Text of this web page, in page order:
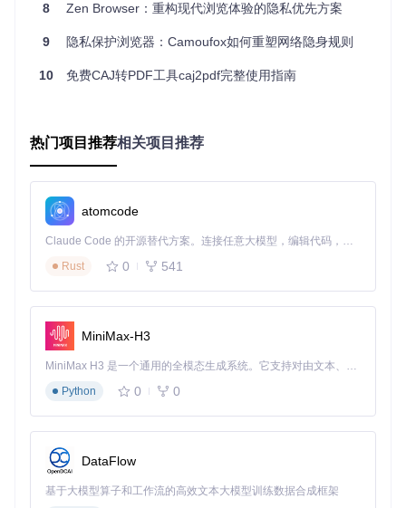
当你需要紧急转换一份重要文档，却发现在线工具需要注册
账号才能下载结果？
尝试转换一批照片，却因文件体积过大而被在线工具拒绝？
担心公司机密文件在转换过程中被第三方获取？
如果你对以上任何一个问题的答案是"是"，那么VERT可能正
是你需要的解决方案。
VERT如何解决这些痛点？创新的本地化解决方
案
解决方案。
一站式转换中心：支持四大类文件格式
VERT就像一个万能的文件格式翻译官，支持图像、音频、文
档和视频四大类文件的转换。无论你需要将HEIC照片转换为J
PEG，FLAC音频转换为MP3，还是EPUB电子书转换为DOCX
alt: 本地化处理的格式转换工具VERT主页面展示
简洁直观的操作界面：拖放即转换
VERT的设计理念是让复杂的技术变得简单易用。只需将文件
8 Zen Browser：重构现代浏览体验的隐私优先方案
9 隐私保护浏览器：Camoufox如何重塑网络隐身规则
10 免费CAJ转PDF工具caj2pdf完整使用指南
热门项目推荐相关项目推荐
atomcode
Claude Code 的开源替代方案。连接任意大模型，编辑代码，运行命令，自动验证 — 全自动执行。用 Rust 构建，极致性能。 ｜ An open-source alternative to Claude Code. Connect any LLM, edit code, run commands, and verify changes — autonomously. Built in Rust for speed. Get Started
Rust
0 541
MiniMax-H3
MiniMax H3 是一个通用的全模态生成系统。它支持对由文本、图像、视频和音频组成的多模态上下文进行统一理解，并能生成分辨率高达 2K、时长可达 15 秒的带原生立体声音频的视频。得益于面向任务泛化的系统设计，H3 在预训练阶段就已具备广泛的多模态上下文理解与生成能力，能够出色地执行复杂的多模态指令。
Python
0 0
DataFlow
基于大模型算子和工作流的高效文本大模型训练数据合成框架